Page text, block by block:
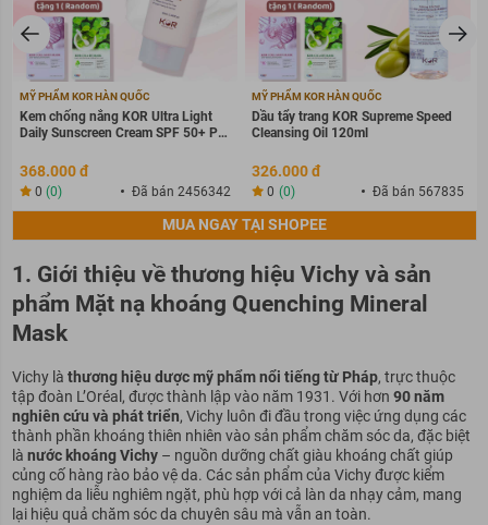
MỸ PHẨM KOR HÀN QUỐC
Kem chống nắng KOR Ultra Light
Daily Sunscreen Cream SPF 50+ PA
368.000 đ
0 (0) Đã bán 2456342
MỸ PHẨM KOR HÀN QUỐC
Dầu tẩy trang KOR Supreme Speed
Cleansing Oil 120ml
326.000 đ
0 (0) Đã bán 567835
MUA NGAY TẠI SHOPEE
1. Giới thiệu về thương hiệu Vichy và sản
phẩm Mặt nạ khoáng Quenching Mineral
Mask
Vichy là thương hiệu dược mỹ phẩm nổi tiếng từ Pháp, trực thuộc
tập đoàn L’Oréal, được thành lập vào năm 1931. Với hơn 90 năm
nghiên cứu và phát triển, Vichy luôn đi đầu trong việc ứng dụng các
thành phần khoáng thiên nhiên vào sản phẩm chăm sóc da, đặc biệt
là nước khoáng Vichy– nguồn dưỡng chất giàu khoáng chất giúp
củng cố hàng rào bảo vệ da. Các sản phẩm của Vichy được kiểm
nghiệm da liễu nghiêm ngặt, phù hợp với cả làn da nhạy cảm, mang
lại hiệu quả chăm sóc da chuyên sâu mà vẫn an toàn.